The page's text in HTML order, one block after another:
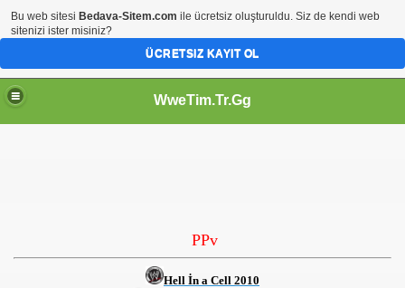
WweTim.Tr.Gg
PPv
Hell İn a Cell 2010
Bu web sitesi Bedava-Sitem.com ile ücretsiz oluşturuldu. Siz de kendi web
sitenizi ister misiniz?
ÜCRETSIZ KAYIT OL